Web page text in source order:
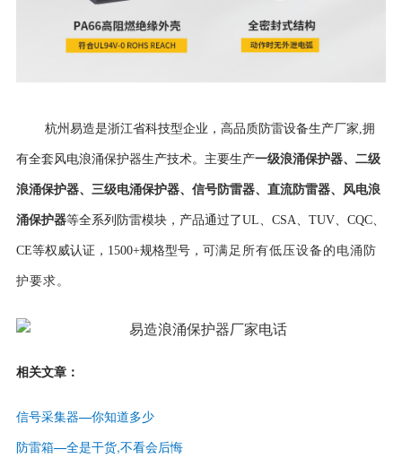
杭州易造是浙江省科技型企业，高品质防雷设备生产厂家,拥
有全套风电浪涌保护器生产技术。主要生产一级浪涌保护器、 二级
浪涌保护器、 三级电涌保护器、 信号防雷器、 直流防雷器、 风电浪
涌保护器等全系列防雷模块，产品通过了UL、CSA、TUV、CQC、
CE等权威认证， 1500+规格型号，可满足所有低压设备的电涌防
护要求。
相关文章：
信号采集器—你知道多少
防雷箱—全是干货,不看会后悔